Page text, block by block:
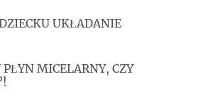
UKŁADANIE
MICELARNY, CZY